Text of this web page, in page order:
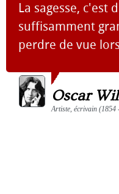
La sagesse, c'est
suffisamment
perdre de vue
Oscar
Artiste, écrivain (1854